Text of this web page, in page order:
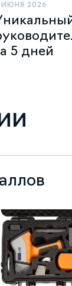
ИЮНЯ 2026
5 дней